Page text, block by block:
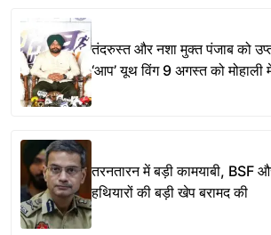
तंदरुस्त और नशा मुक्त पंजाब को
‘आप’ यूथ विंग 9 अगस्त को मोहाली
तरनतारन में बड़ी कामयाबी, BSF
हथियारों की बड़ी खेप बरामद की